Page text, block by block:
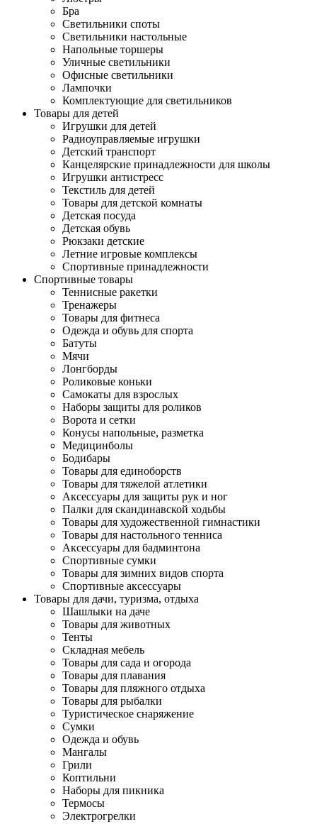
Бра
Светильники споты
Светильники настольные
Напольные торшеры
Уличные светильники
Офисные светильники
Лампочки
Комплектующие для светильников
Товары для детей
Игрушки для детей
Радиоуправляемые игрушки
Детский транспорт
Канцелярские принадлежности для школы
Игрушки антистресс
Текстиль для детей
Товары для детской комнаты
Детская посуда
Детская обувь
Рюкзаки детские
Летние игровые комплексы
Спортивные принадлежности
Спортивные товары
Теннисные ракетки
Тренажеры
Товары для фитнеса
Одежда и обувь для спорта
Батуты
Мячи
Лонгборды
Роликовые коньки
Самокаты для взрослых
Наборы защиты для роликов
Ворота и сетки
Конусы напольные, разметка
Медицинболы
Бодибары
Товары для единоборств
Товары для тяжелой атлетики
Аксессуары для защиты рук и ног
Палки для скандинавской ходьбы
Товары для художественной гимнастики
Товары для настольного тенниса
Аксессуары для бадминтона
Спортивные сумки
Товары для зимних видов спорта
Спортивные аксессуары
Товары для дачи, туризма, отдыха
Шашлыки на даче
Товары для животных
Тенты
Складная мебель
Товары для сада и огорода
Товары для плавания
Товары для пляжного отдыха
Товары для рыбалки
Туристическое снаряжение
Сумки
Одежда и обувь
Мангалы
Грили
Коптильни
Наборы для пикника
Термосы
Электрогрелки